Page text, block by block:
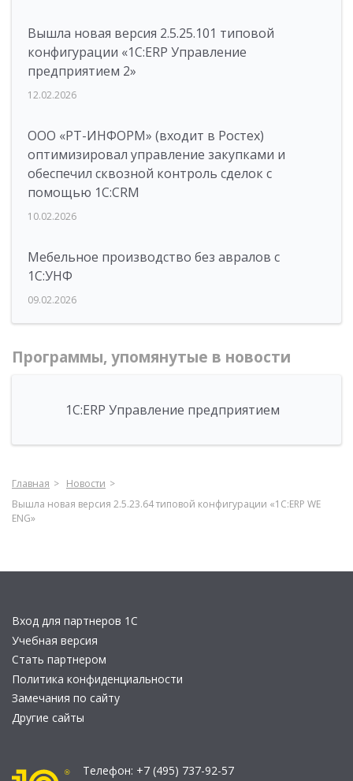
Вышла новая версия 2.5.25.101 типовой
конфигурации «1С:ERP Управление
предприятием 2»
12.02.2026
ООО «РТ-ИНФОРМ» (входит в Ростех)
оптимизировал управление закупками и
обеспечил сквозной контроль сделок с
помощью 1С:CRM
10.02.2026
Мебельное производство без авралов с
1С:УНФ
09.02.2026
Программы, упомянутые в новости
1С:ERP Управление предприятием
Главная
Новости
Вышла новая версия 2.5.23.64 типовой конфигурации «1С:ERP WE
ENG»
Вход для партнеров 1С
Учебная версия
Стать партнером
Политика конфиденциальности
Замечания по сайту
Другие сайты
Телефон: +7 (495) 737-92-57